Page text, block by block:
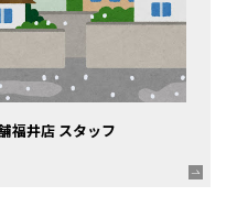
福井店 スタッフ